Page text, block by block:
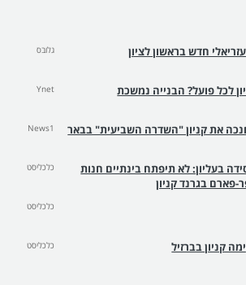
חדש בראשון לציון גלובס
לכל פועל? הבנייה נמשכת Ynet
חנכה את קניון "השדרה השביעית" בבאר
News1
בעליון: לא תיפתח בינתיים חנות
פארם בגרנד קניון
כלכליסט
כלכליסט
קניון בברזיל כלכליסט